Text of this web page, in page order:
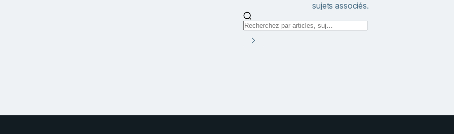
sujets associés.